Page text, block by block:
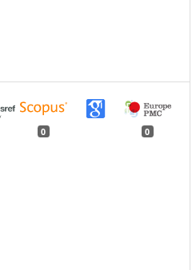
0 0